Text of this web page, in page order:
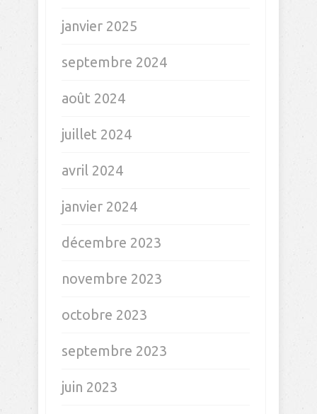
janvier 2025
septembre 2024
août 2024
juillet 2024
avril 2024
janvier 2024
décembre 2023
novembre 2023
octobre 2023
septembre 2023
juin 2023